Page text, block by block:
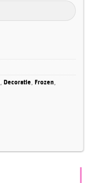
, Decoratie, Frozen,